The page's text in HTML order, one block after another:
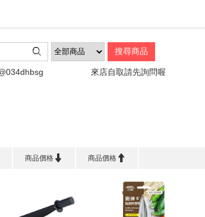

來店自取請先詢問喔
商品價格  商品價格 